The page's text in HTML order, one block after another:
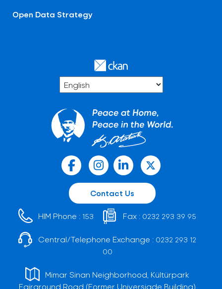
Open Data Strategy
Contact Us
HIM Phone : 153 Fax : 0232 293 39 95
Central/Telephone Exchange : 0232 293 12
00
Mimar Sinan Neighborhood, Kültürpark
Fairground Road (Former Universiade Building)